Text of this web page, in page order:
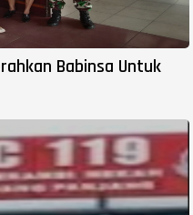
Babinsa Untuk